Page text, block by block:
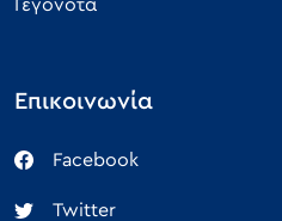
Γεγονότα
Επικοινωνία
Facebook
Twitter